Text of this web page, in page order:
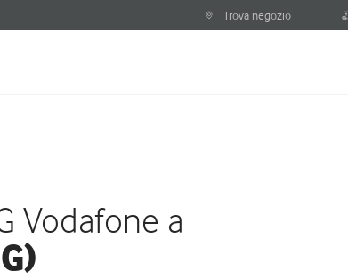
Trova negozio
Vodafone a